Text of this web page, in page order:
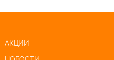
АКЦИИ